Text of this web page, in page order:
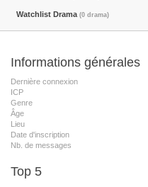
Watchlist Drama (0 drama)
Informations générales
Dernière connexion
ICP
Genre
Âge
Lieu
Date d'inscription
Nb. de messages
Top 5